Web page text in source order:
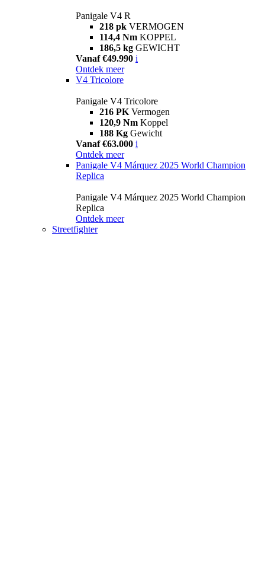
Panigale V4 R
218 pk VERMOGEN
114,4 Nm KOPPEL
186,5 kg GEWICHT
Vanaf €49.990 i
Ontdek meer
V4 Tricolore
Panigale V4 Tricolore
216 PK Vermogen
120,9 Nm Koppel
188 Kg Gewicht
Vanaf €63.000 i
Ontdek meer
Panigale V4 Márquez 2025 World Champion
Replica
Panigale V4 Márquez 2025 World Champion
Replica
Ontdek meer
Streetfighter